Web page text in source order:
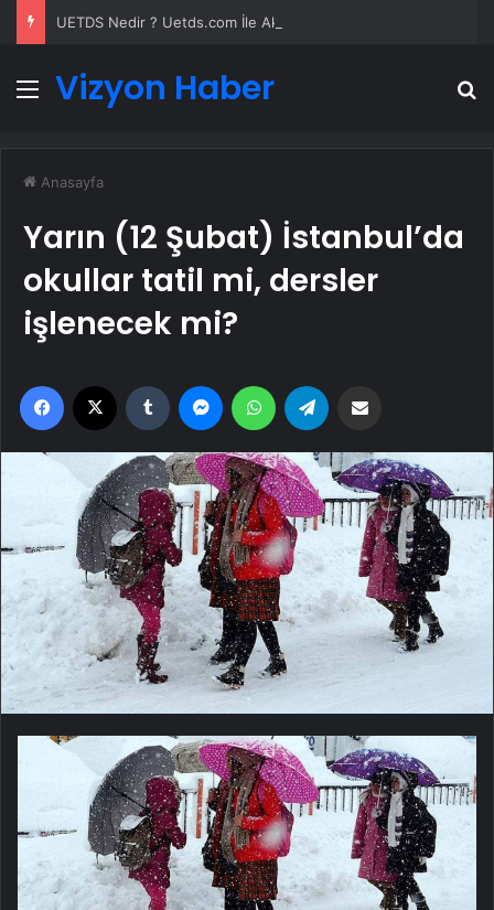
Menü
Vizyon Haber
Anasayfa
Yarın (12 Şubat) İstanbul’da
okullar tatil mi, dersler
işlenecek mi?
Facebook Tumblr MessengerWhatsApp